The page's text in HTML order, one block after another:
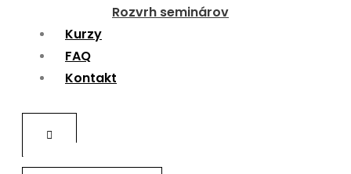
Rozvrh seminárov
Kurzy
FAQ
Kontakt
0,00€